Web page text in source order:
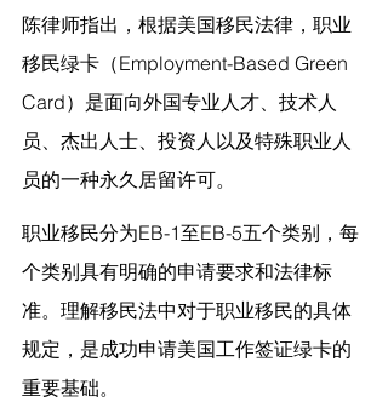
陈律师指出， 根据美国移民法律，职业
移民绿卡（Employment-Based Green
Card）是面向外国专业人才、技术人
员、杰出人士、投资人以及特殊职业人
员的一种永久居留许可。
职业移民分为EB-1至EB-5五个类别，每
个类别具有明确的申请要求和法律标
准。理解移民法中对于职业移民的具体
规定，是成功申请美国工作签证绿卡的
重要基础。